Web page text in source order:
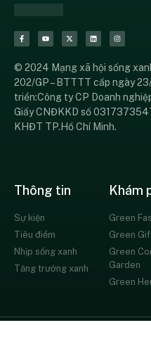
© 2024 Mạng xã hội sống
202/GP – BTTTT cấp ngày
triển:Công ty CP Doanh
Giấy CNĐKKD số
KHĐT TP.Hồ Chí Minh.
Thông tin
Sự kiện
Tiêu điểm
Nhịp sống xanh
Tăng trưởng xanh
Khám
Green
Green
Green
Garden
Green